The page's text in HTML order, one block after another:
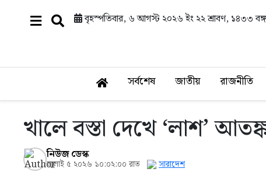
বৃহস্পতিবার, ৬ আগস্ট ২০২৬ ইং ২২ শ্রাবণ, ১৪৩৩
সর্বশেষ জাতীয় রাজনীতি
খালে বস্তা দেখে ‘লাশ’
নিউজ ডেস্ক
জুলাই ৫ ২০২৬ ১০:০২:০০ রাত সারাদেশ